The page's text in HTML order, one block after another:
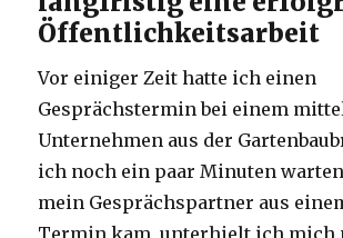
Öffentlichkeitsarbeit
Vor einiger Zeit hatte ich einen
Gesprächstermin bei einem
Unternehmen aus der
ich noch ein paar Minuten
mein Gesprächspartner aus
Termin kam, unterhielt ich mich